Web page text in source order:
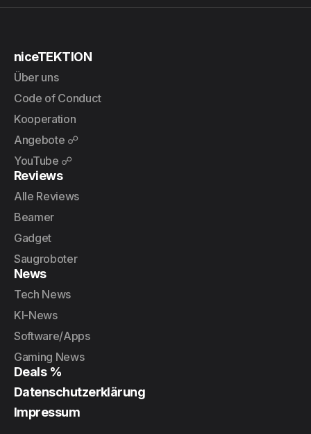
niceTEKTION
Über uns
Code of Conduct
Kooperation
Angebote ☍
YouTube ☍
Reviews
Alle Reviews
Beamer
Gadget
Saugroboter
News
Tech News
KI-News
Software/Apps
Gaming News
Deals %
Datenschutzerklärung
Impressum